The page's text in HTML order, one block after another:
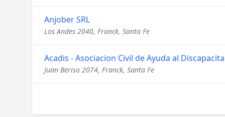
Anjober SRL
Los Andes 2040, Franck, Santa Fe
Acadis - Asociacion Civil de Ayuda al
Juan Beriso 2074, Franck, Santa Fe